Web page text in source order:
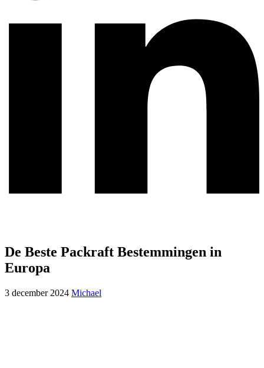
De Beste Packraft Bestemmingen in
Europa
3 december 2024 Michael